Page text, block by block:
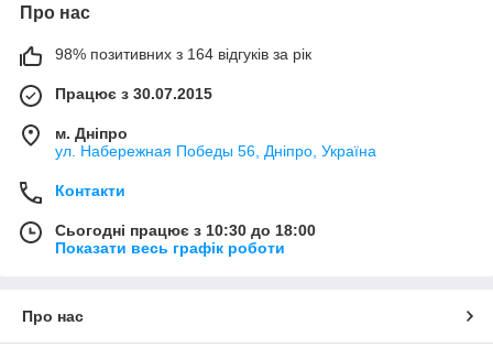
Про нас
98% позитивних з 164 відгуків за рік
Працює з 30.07.2015
м. Дніпро
ул. Набережная Победы 56, Дніпро, Україна
Контакти
Сьогодні працює з 10:30 до 18:00
Показати весь графік роботи
Про нас